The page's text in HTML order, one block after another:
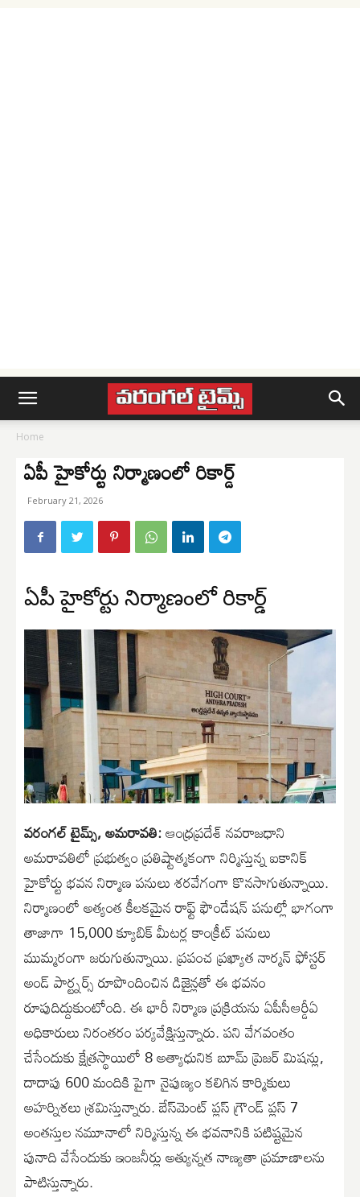
Home
ఏపీ హైకోర్టు నిర్మాణంలో రికార్డ్
February 21, 2026
ఏపీ హైకోర్టు నిర్మాణంలో రికార్డ్
వరంగల్ టైమ్స్, అమరావతి:ఆంధ్రప్రదేశ్ నవరాజధాని
అమరావతిలో ప్రభుత్వం ప్రతిష్టాత్మకంగా నిర్మిస్తున్న ఐకానిక్
హైకోర్టు భవన నిర్మాణ పనులు శరవేగంగా కొనసాగుతున్నాయి.
నిర్మాణంలో అత్యంత కీలకమైన రాఫ్ట్ ఫౌండేషన్ పనుల్లో భాగంగా
తాజాగా 15,000 క్యూబిక్ మీటర్ల కాంక్రీట్ పనులు
ముమ్మరంగా జరుగుతున్నాయి. ప్రపంచ ప్రఖ్యాత నార్మన్ ఫోస్టర్
అండ్ పార్ట్నర్స్ రూపొందించిన డిజైన్లతో ఈ భవనం
రూపుదిద్దుకుంటోంది. ఈ భారీ నిర్మాణ ప్రక్రియను ఏపీసీఆర్డీఏ
అధికారులు నిరంతరం పర్యవేక్షిస్తున్నారు. పని వేగవంతం
చేసేందుకు క్షేత్రస్థాయిలో 8 అత్యాధునిక బూమ్ ప్రెజర్ మిషన్లు,
దాదాపు 600 మందికి పైగా నైపుణ్యం కలిగిన కార్మికులు
అహర్నిశలు శ్రమిస్తున్నారు. బేస్‌మెంట్ ప్లస్ గ్రౌండ్ ప్లస్ 7
అంతస్తుల నమూనాలో నిర్మిస్తున్న ఈ భవనానికి పటిష్టమైన
పునాది వేసేందుకు ఇంజనీర్లు అత్యున్నత నాణ్యతా ప్రమాణాలను
పాటిస్తున్నారు.